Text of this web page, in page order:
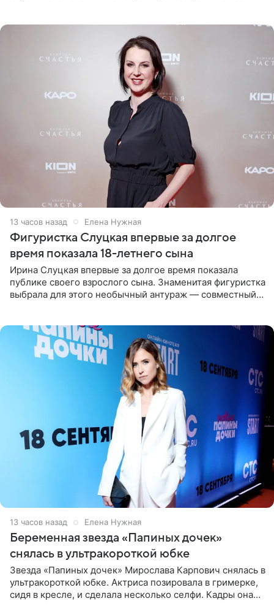
13 часов назад Елена Нужная
Фигуристка Слуцкая впервые за долгое
время показала 18-летнего сына
Ирина Слуцкая впервые за долгое время показала
публике своего взрослого сына. Знаменитая фигуристка
выбрала для этого необычный антураж — совместный
13 часов назад Елена Нужная
Беременная звезда «Папиных дочек»
снялась в ультракороткой юбке
Звезда «Папиных дочек» Мирослава Карпович снялась в
ультракороткой юбке. Актриса позировала в гримерке,
сидя в кресле, и сделала несколько селфи. Кадры она